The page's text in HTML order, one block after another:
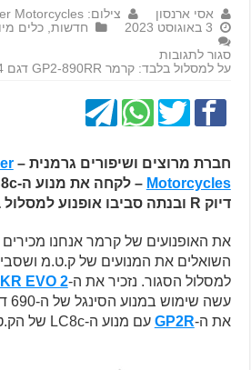
אסי ארנסון
צילום: Krämer Motorcycles
3 באוגוסט 2023
חדשות,כלים
סגור לתגובות
על למסלול בלבד: קרמר GP2-890RR דגם 2024
חברת מרוצים ושיפורים גרמנית –
Motorcycles
דיוק R ובנתה סביבו אופנוע למסלול בלבד.
את האופנועים של קרמר אנחנו
השואלים את המנועים של ק.ט.מ
למסלול הסגור. נזכיר את ה-EVO 2
את ה-GP2R עם מנוע ה-LC8c של הק.ט.מ